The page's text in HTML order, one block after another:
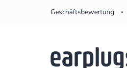
Geschäftsbewertung